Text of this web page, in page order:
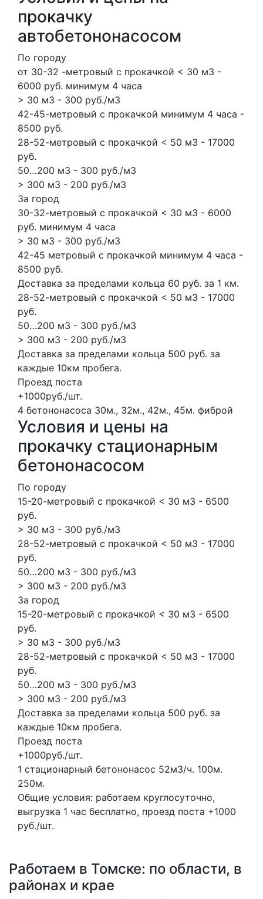
прокачку
автобетононасосом
По городу
от 30-32 -метровый с прокачкой < 30 м3 -
6000 руб. минимум 4 часа
> 30 м3 - 300 руб./м3
42-45-метровый с прокачкой минимум 4 часа -
8500 руб.
28-52-метровый с прокачкой < 50 м3 - 17000
руб.
50…200 м3 - 300 руб./м3
> 300 м3 - 200 руб./м3
За город
30-32-метровый с прокачкой < 30 м3 - 6000
руб. минимум 4 часа
> 30 м3 - 300 руб./м3
42-45 метровый с прокачкой минимум 4 часа -
8500 руб.
Доставка за пределами кольца 60 руб. за 1 км.
28-52-метровый с прокачкой < 50 м3 - 17000
руб.
50…200 м3 - 300 руб./м3
> 300 м3 - 200 руб./м3
Доставка за пределами кольца 500 руб. за
каждые 10км пробега.
Проезд поста
+1000руб./шт.
4 бетононасоса 30м., 32м., 42м., 45м. фиброй
Условия и цены на
прокачку стационарным
бетононасосом
По городу
15-20-метровый с прокачкой < 30 м3 - 6500
руб.
> 30 м3 - 300 руб./м3
28-52-метровый с прокачкой < 50 м3 - 17000
руб.
50…200 м3 - 300 руб./м3
> 300 м3 - 200 руб./м3
За город
15-20-метровый с прокачкой < 30 м3 - 6500
руб.
> 30 м3 - 300 руб./м3
28-52-метровый с прокачкой < 50 м3 - 17000
руб.
50…200 м3 - 300 руб./м3
> 300 м3 - 200 руб./м3
Доставка за пределами кольца 500 руб. за
каждые 10км пробега.
Проезд поста
+1000руб./шт.
1 стационарный бетононасос 52м3/ч. 100м.
250м.
Общие условия: работаем круглосуточно,
выгрузка 1 час бесплатно, проезд поста +1000
руб./шт.
Работаем в Томске: по области, в
районах и крае